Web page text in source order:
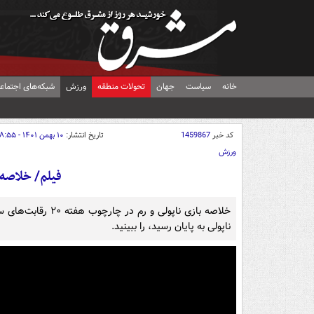
خانه سیاست جهان تحولات منطقه ورزش شبکه‌های
کد خبر1459867 تاریخ انتشار: ۱۰ بهمن ۱۴۰۱ - ۰۸:۵۵
ورزش
فیلم/ خلاصه
ناپولی به پایان رسید، را ببینید.